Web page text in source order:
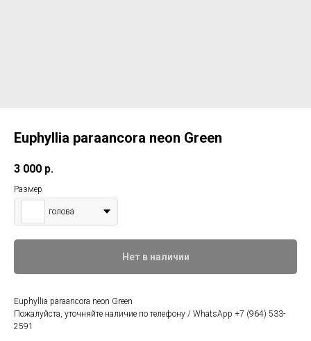
Euphyllia paraancora neon Green
3 000 р.
Размер
голова
Нет в наличии
Euphyllia paraancora neon Green
Пожалуйста, уточняйте наличие по телефону / WhatsApp +7 (964) 533-
2591